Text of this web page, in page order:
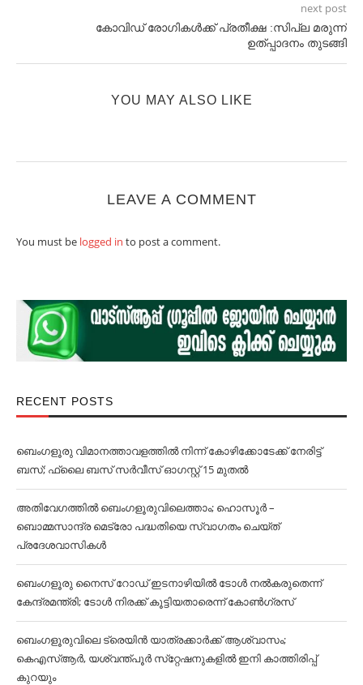
next post
കോവിഡ് രോഗികള്‍ക്ക് പ്രതീക്ഷ :സിപ്ല മരുന്ന്
ഉത്പ്പാദനം തുടങ്ങി
YOU MAY ALSO LIKE
LEAVE A COMMENT
You must be logged in to post a comment.
RECENT POSTS
ബെംഗളൂരു വിമാനത്താവളത്തില്‍ നിന്ന് കോഴിക്കോടേക്ക് നേരിട്ട്
ബസ്; ഫ്ലൈ ബസ് സര്‍വീസ് ഓഗസ്റ്റ് 15 മുതല്‍
അതിവേഗത്തില്‍ ബെംഗളൂരുവിലെത്താം; ഹൊസൂര്‍ –
ബൊമ്മസാന്ദ്ര മെട്രോ പദ്ധതിയെ സ്വാഗതം ചെയ്ത്
പ്രദേശവാസികള്‍
ബെംഗളൂരു നൈസ് റോഡ് ഇടനാഴിയില്‍ ടോള്‍ നല്‍കരുതെന്ന്
കേന്ദ്രമന്ത്രി; ടോള്‍ നിരക്ക് കൂട്ടിയതാരെന്ന് കോണ്‍ഗ്രസ്
ബെംഗളൂരുവിലെ ട്രെയിൻ യാത്രക്കാര്‍ക്ക് ആശ്വാസം;
കെഎസ്‌ആര്‍, യശ്വന്ത്പൂര്‍ സ്‌റ്റേഷനുകളില്‍ ഇനി കാത്തിരിപ്പ്
കുറയും